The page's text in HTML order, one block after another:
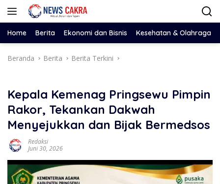
Langsung
Home Berita Ekonomi dan Bisnis Kesehatan & Olahraga
Beranda Berita Berita Terkini
Kepala Kemenag Pringsewu Pimpin
Rakor, Tekankan Dakwah
Menyejukkan dan Bijak Bermedsos
Redaksi
Juni 30, 2026